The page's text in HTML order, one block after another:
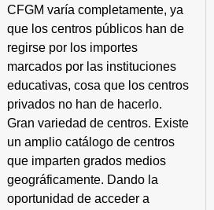
CFGM varía completamente, ya
que los centros públicos han de
regirse por los importes
marcados por las instituciones
educativas, cosa que los centros
privados no han de hacerlo.
Gran variedad de centros. Existe
un amplio catálogo de centros
que imparten grados medios
geográficamente. Dando la
oportunidad de acceder a